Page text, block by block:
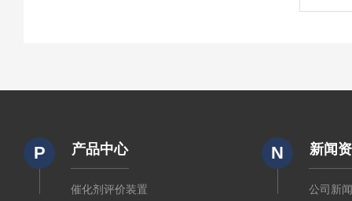
P 产品中心
催化剂评价装置
N 新闻
公司新